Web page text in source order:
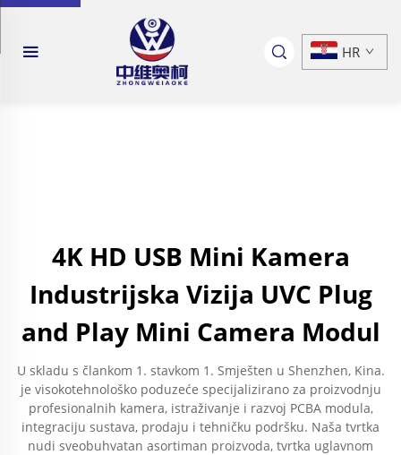
HR
4K HD USB Mini Kamera
Industrijska Vizija UVC Plug
and Play Mini Camera Modul
U skladu s člankom 1. stavkom 1. Smješten u Shenzhen, Kina.
je visokotehnološko poduzeće specijalizirano za proizvodnju
profesionalnih kamera, istraživanje i razvoj PCBA modula,
integraciju sustava, prodaju i tehničku podršku. Naša tvrtka
nudi sveobuhvatan asortiman proizvoda, tvrtka uglavnom